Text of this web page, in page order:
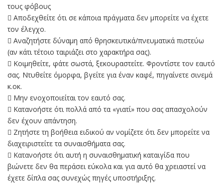
τους φόβους
 Αποδεχθείτε ότι σε κάποια πράγματα δεν μπορείτε να έχετε
τον έλεγχο.
 Αναζητήστε δύναμη από θρησκευτικά/πνευματικά πιστεύω
(αν κάτι τέτοιο ταιριάζει στο χαρακτήρα σας).
 Κοιμηθείτε, φάτε σωστά, ξεκουραστείτε. Φροντίστε τον εαυτό
σας. Ντυθείτε όμορφα, βγείτε για έναν καφέ, πηγαίνετε σινεμά
κ.οκ.
 Μην ενοχοποιείται τον εαυτό σας.
 Κατανοήστε ότι πολλά από τα «γιατί» που σας απασχολούν
δεν έχουν απάντηση.
 Ζητήστε τη βοήθεια ειδικού αν νομίζετε ότι δεν μπορείτε να
διαχειριστείτε τα συναισθήματα σας.
 Κατανοήστε ότι αυτή η συναισθηματική καταιγίδα που
βιώνετε δεν θα περάσει εύκολα και για αυτό θα χρειαστεί να
έχετε δίπλα σας συνεχώς πηγές υποστήριξης.